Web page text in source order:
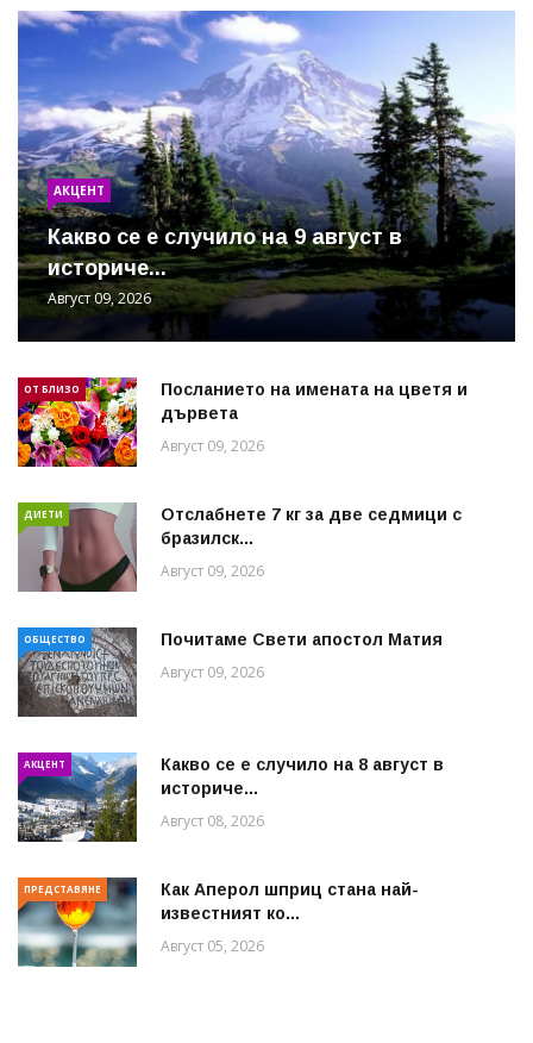
АКЦЕНТ
Какво се е случило на 9 август в
историче...
Август 09, 2026
ОТ БЛИЗО
Посланието на имената на цветя и
дървета
Август 09, 2026
ДИЕТИ
Отслабнете 7 кг за две седмици с
бразилск...
Август 09, 2026
ОБЩЕСТВО Почитаме Свети апостол Матия
Август 09, 2026
АКЦЕНТ
Какво се е случило на 8 август в
историче...
Август 08, 2026
ПРЕДСТАВЯНЕ
Как Аперол шприц стана най-
известният ко...
Август 05, 2026